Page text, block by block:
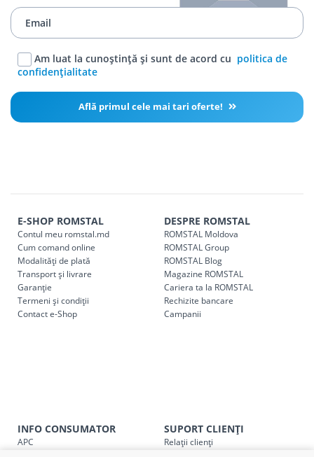
Am luat la cunoștință și sunt de acord cu politica de
confidențialitate
Află primul cele mai tari oferte!
E-SHOP ROMSTAL
Contul meu romstal.md
Cum comand online
Modalități de plată
Transport și livrare
Garanție
Termeni și condiții
Contact e-Shop
DESPRE ROMSTAL
ROMSTAL Moldova
ROMSTAL Group
ROMSTAL Blog
Magazine ROMSTAL
Cariera ta la ROMSTAL
Rechizite bancare
Campanii
INFO CONSUMATOR
APC
SUPORT CLIENȚI
Relații clienți